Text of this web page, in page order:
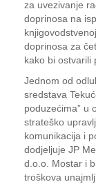
za uvezivanje
doprinosa na
doprinosa za
kako bi ostvarili
Jednom od
sredstava
poduzećima” u
strateško
komunikacija i
dodjeljuje JP
d.o.o. Mostar i
troškova